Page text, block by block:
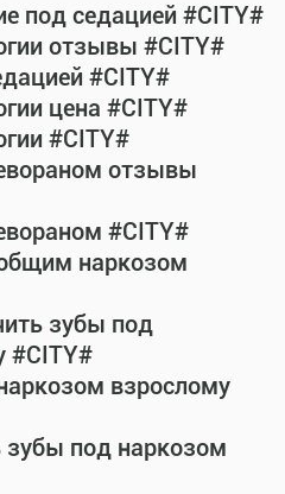
под седацией #CITY#
отзывы #CITY#
#CITY#
цена #CITY#
#CITY#
отзывы
#CITY#
наркозом
зубы под
#CITY#
взрослому
под наркозом